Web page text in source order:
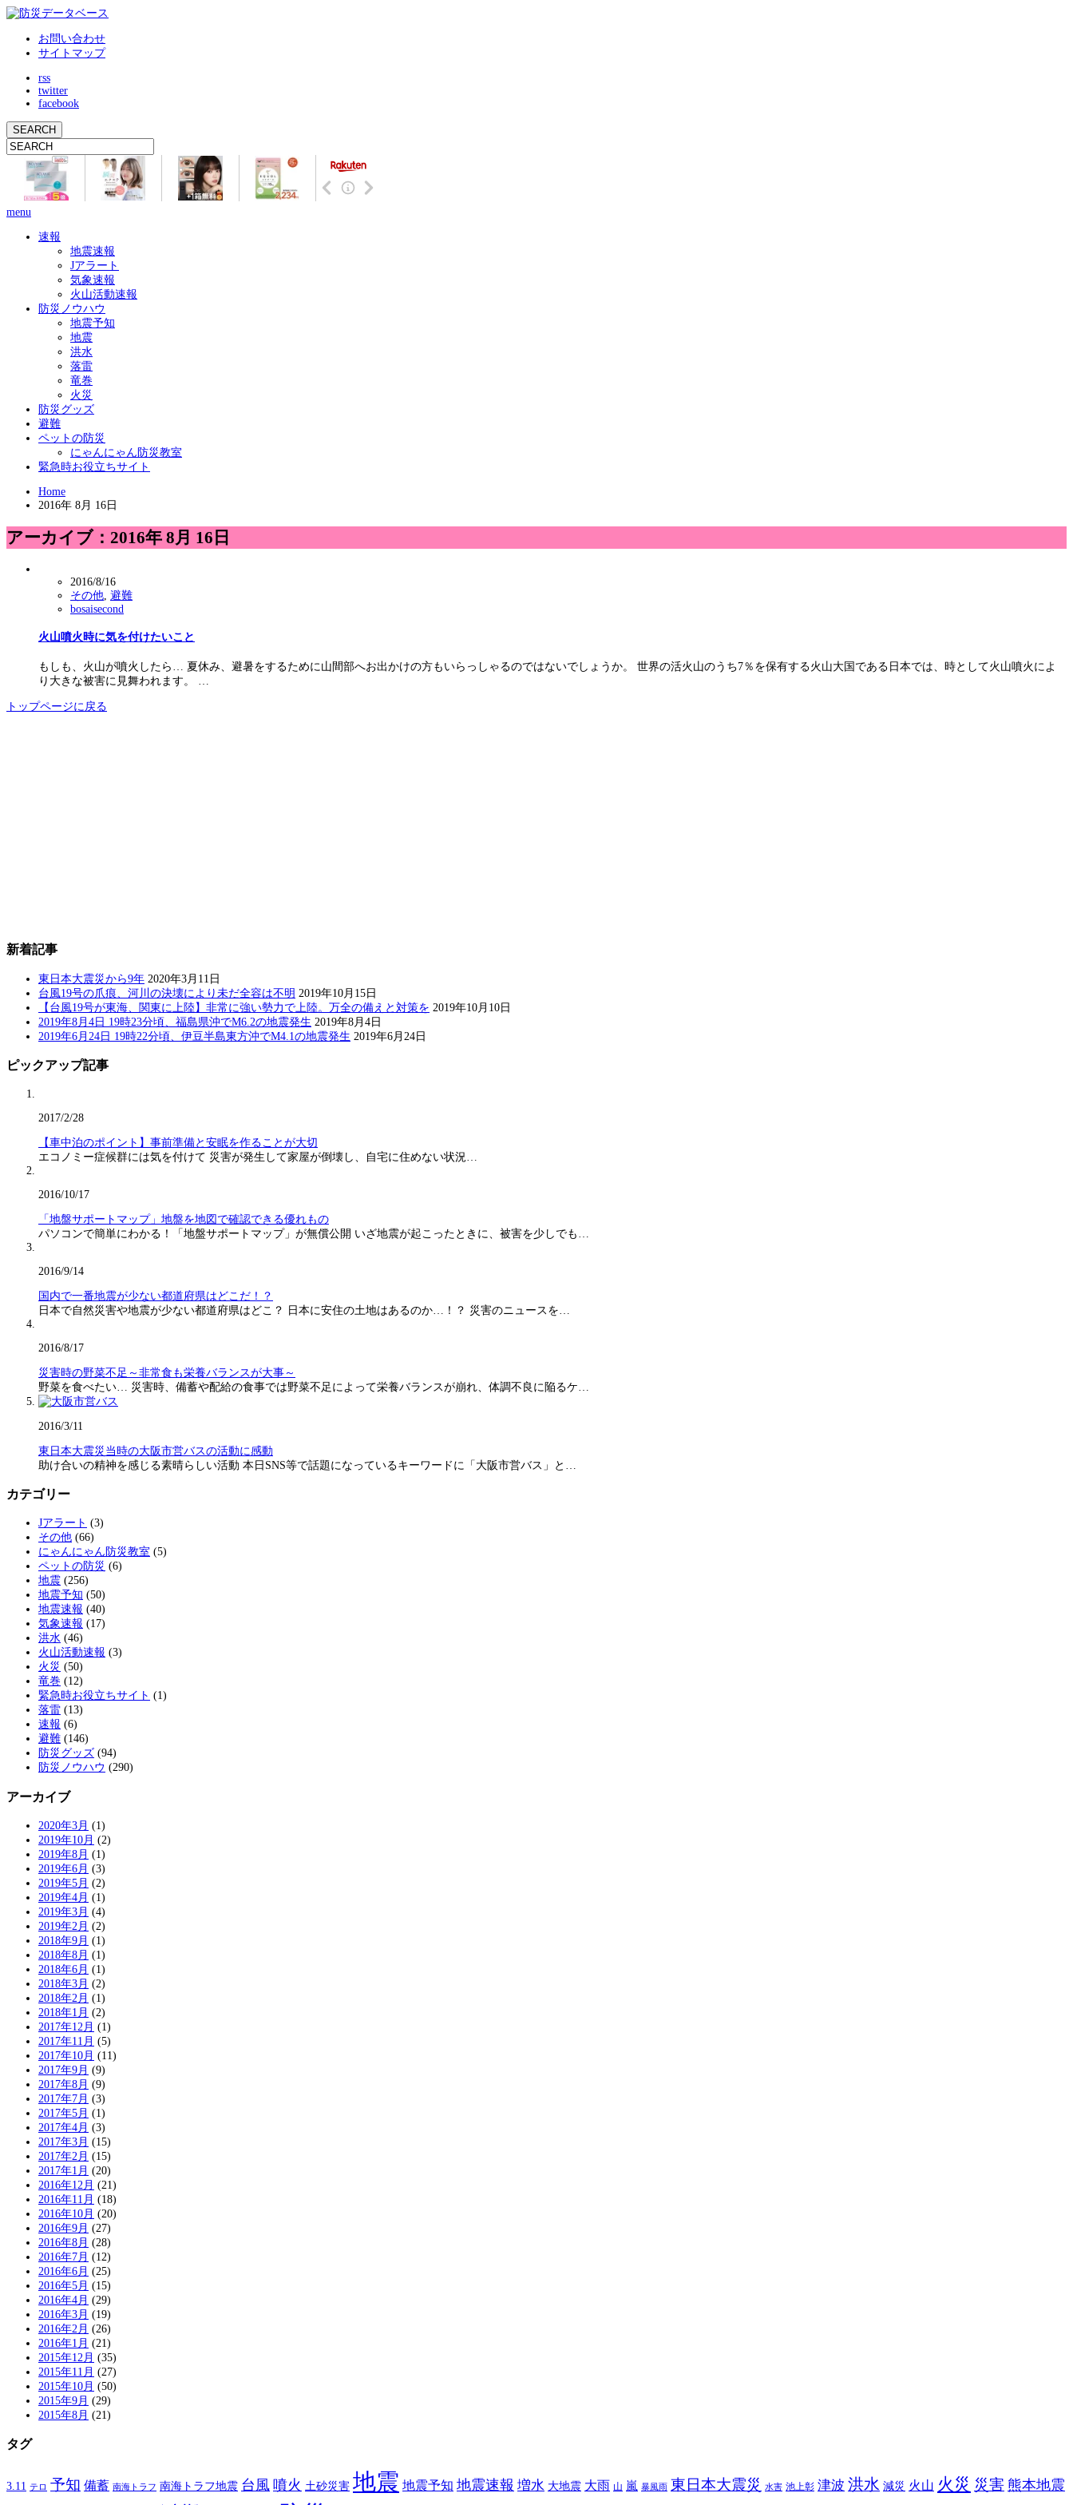
お問い合わせ
サイトマップ
rss
twitter
facebook
menu
速報
地震速報
Jアラート
気象速報
火山活動速報
防災ノウハウ
地震予知
地震
洪水
落雷
竜巻
火災
防災グッズ
避難
ペットの防災
にゃんにゃん防災教室
緊急時お役立ちサイト
Home
2016年 8月 16日
アーカイブ：2016年 8月 16日
2016/8/16
その他 避難
bosaisecond
火山噴火時に気を付けたいこと
もしも、火山が噴火したら… 夏休み、避暑をするために山間部へお出かけの方もいらっしゃるのではないでしょうか。 世界の活火山のうち7％を保有する火山大国である日本では、時として火山噴火によ
り大きな被害に見舞われます。 …
トップページに戻る
新着記事
東日本大震災から9年 2020年3月11日
台風19号の爪痕、河川の決壊により未だ全容は不明 2019年10月15日
【台風19号が東海、関東に上陸】非常に強い勢力で上陸。万全の備えと対策を 2019年10月10日
2019年8月4日 19時23分頃、福島県沖でM6.2の地震発生 2019年8月4日
2019年6月24日 19時22分頃、伊豆半島東方沖でM4.1の地震発生 2019年6月24日
ピックアップ記事
2017/2/28
【車中泊のポイント】事前準備と安眠を作ることが大切
エコノミー症候群には気を付けて 災害が発生して家屋が倒壊し、自宅に住めない状況…
2016/10/17
「地盤サポートマップ」地盤を地図で確認できる優れもの
パソコンで簡単にわかる！「地盤サポートマップ」が無償公開 いざ地震が起こったときに、被害を少しでも…
2016/9/14
国内で一番地震が少ない都道府県はどこだ！？
日本で自然災害や地震が少ない都道府県はどこ？ 日本に安住の土地はあるのか…！？ 災害のニュースを…
2016/8/17
災害時の野菜不足～非常食も栄養バランスが大事～
野菜を食べたい… 災害時、備蓄や配給の食事では野菜不足によって栄養バランスが崩れ、体調不良に陥るケ…
2016/3/11
東日本大震災当時の大阪市営バスの活動に感動
助け合いの精神を感じる素晴らしい活動 本日SNS等で話題になっているキーワードに「大阪市営バス」と…
カテゴリー
Jアラート (3)
その他 (66)
にゃんにゃん防災教室 (5)
ペットの防災 (6)
地震 (256)
地震予知 (50)
地震速報 (40)
気象速報 (17)
洪水 (46)
火山活動速報 (3)
火災 (50)
竜巻 (12)
緊急時お役立ちサイト (1)
落雷 (13)
速報 (6)
避難 (146)
防災グッズ (94)
防災ノウハウ (290)
アーカイブ
2020年3月 (1)
2019年10月 (2)
2019年8月 (1)
2019年6月 (3)
2019年5月 (2)
2019年4月 (1)
2019年3月 (4)
2019年2月 (2)
2018年9月 (1)
2018年8月 (1)
2018年6月 (1)
2018年3月 (2)
2018年2月 (1)
2018年1月 (2)
2017年12月 (1)
2017年11月 (5)
2017年10月 (11)
2017年9月 (9)
2017年8月 (9)
2017年7月 (3)
2017年5月 (1)
2017年4月 (3)
2017年3月 (15)
2017年2月 (15)
2017年1月 (20)
2016年12月 (21)
2016年11月 (18)
2016年10月 (20)
2016年9月 (27)
2016年8月 (28)
2016年7月 (12)
2016年6月 (25)
2016年5月 (15)
2016年4月 (29)
2016年3月 (19)
2016年2月 (26)
2016年1月 (21)
2015年12月 (35)
2015年11月 (27)
2015年10月 (50)
2015年9月 (29)
2015年8月 (21)
タグ
3.11 テロ 予知 備蓄 南海トラフ 南海トラフ地震 台風 噴火 土砂災害 地震 地震予知 地震速報 増水 大地震 大雨 山 嵐 暴風雨 東日本大震災 水害 池上彰 津波 洪水 減災 火山 火災 災害 熊本地震